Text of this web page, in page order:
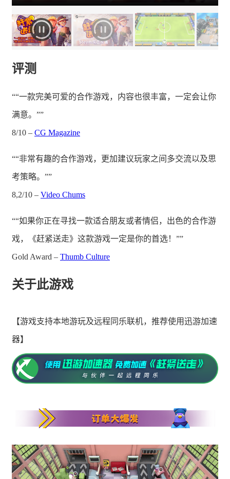
评测
““一款完美可爱的合作游戏，内容也很丰富，一定会让你
满意。””
8/10 – CG Magazine
““非常有趣的合作游戏，更加建议玩家之间多交流以及思
考策略。””
8,2/10 – Video Chums
““如果你正在寻找一款适合朋友或者情侣，出色的合作游
戏，《赶紧送走》这款游戏一定是你的首选！””
Gold Award – Thumb Culture
关于此游戏
【游戏支持本地游玩及远程同乐联机，推荐使用迅游加速
器】